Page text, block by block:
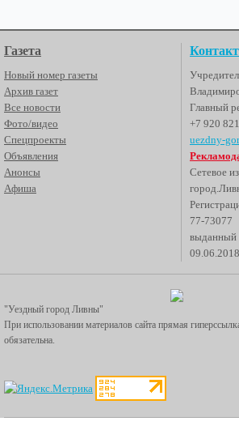
Газета
Новый номер газеты
Архив газет
Все новости
Фото/видео
Спецпроекты
Объявления
Анонсы
Афиша
Главный
+7 920
uezdny-
Сетевое
77-73077
выданный
"Уездный город Ливны"
При использовании материалов сайта прямая
обязательна.